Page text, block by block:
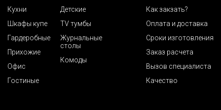
Кухни
Шкафы купе
Гардеробные
Прихожие
Офис
Гостиные
Детские
TV тумбы
Журнальные
столы
Комоды
Как закзать?
Оплата и доставка
Сроки изготовления
Заказ расчета
Вызов специалиста
Качество